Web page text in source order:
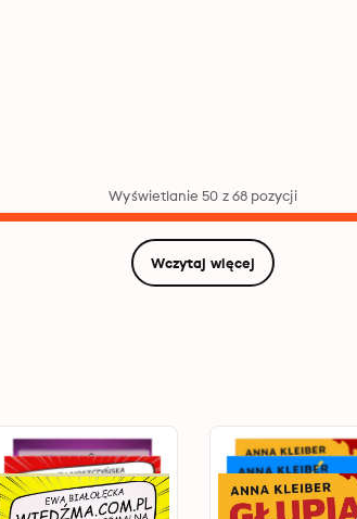
Wyświetlanie 50 z 68 pozycji
Wczytaj więcej